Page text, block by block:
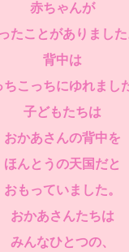
赤ちゃんが
たことがありました
背中は
ちこっちにゆれまし
子どもたちは
おかあさんの背中を
ほんとうの天国だと
おもっていました。
おかあさんたちは
みんなひとつの、